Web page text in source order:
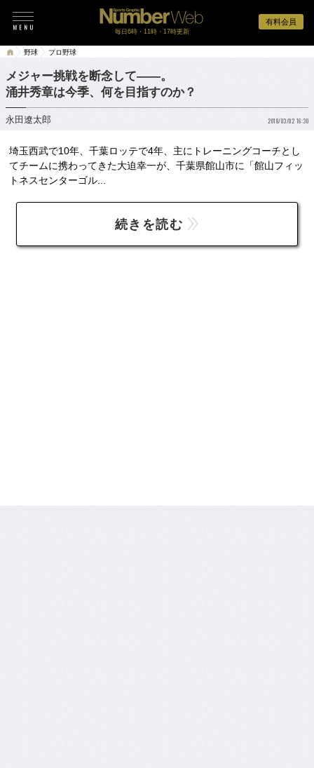
有料会員
毎日6時・11時・17時更新
野球 プロ野球
メジャー挑戦を断念して――。
涌井秀章は今季、何を目指すのか？
永田遼太郎 2018/03/02 16:30
埼玉西武で10年、千葉ロッテで4年、主にトレーニングコーチとし
てチームに携わってきた大迫幸一が、千葉県館山市に「館山フィッ
トネスセンターゴル...
続きを読む